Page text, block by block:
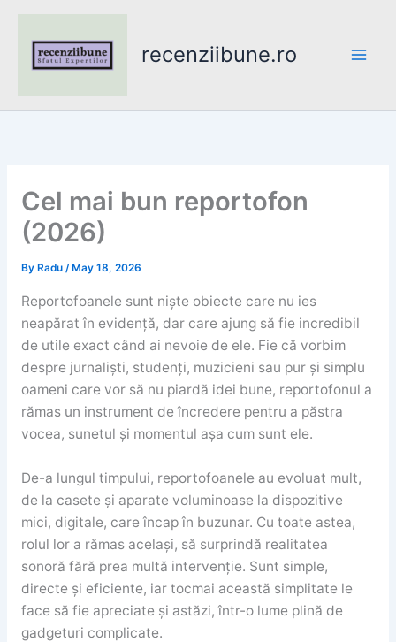
content
recenziibune.ro
Cel mai bun reportofon
(2026)
By Radu / May 18, 2026
Reportofoanele sunt niște obiecte care nu ies
neapărat în evidență, dar care ajung să fie incredibil
de utile exact când ai nevoie de ele. Fie că vorbim
despre jurnaliști, studenți, muzicieni sau pur și simplu
oameni care vor să nu piardă idei bune, reportofonul a
rămas un instrument de încredere pentru a păstra
vocea, sunetul și momentul așa cum sunt ele.
De-a lungul timpului, reportofoanele au evoluat mult,
de la casete și aparate voluminoase la dispozitive
mici, digitale, care încap în buzunar. Cu toate astea,
rolul lor a rămas același, să surprindă realitatea
sonoră fără prea multă intervenție. Sunt simple,
directe și eficiente, iar tocmai această simplitate le
face să fie apreciate și astăzi, într-o lume plină de
gadgeturi complicate.